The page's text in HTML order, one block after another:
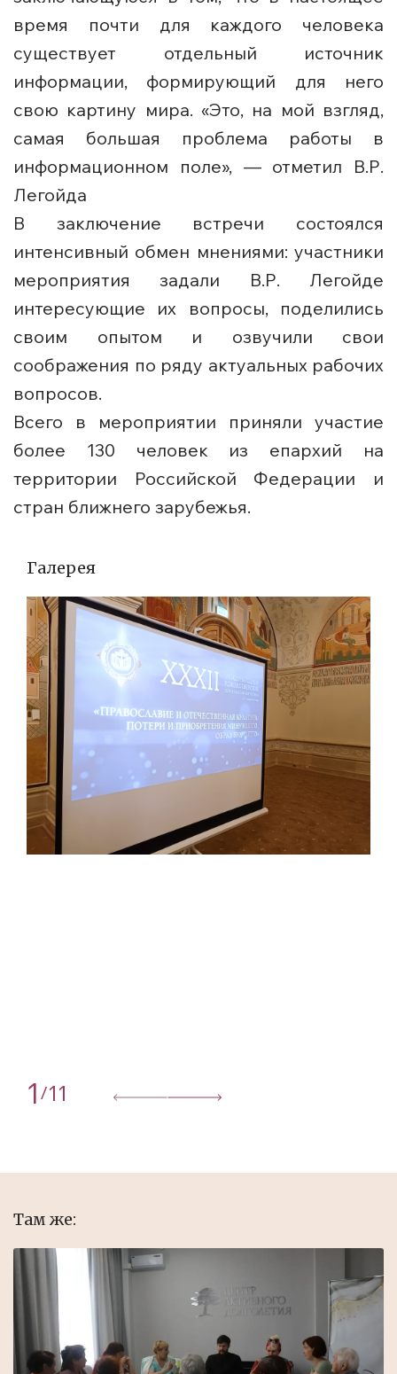
время почти для каждого человека
существует отдельный источник
информации, формирующий для него
свою картину мира. «Это, на мой взгляд,
самая большая проблема работы в
информационном поле», — отметил В.Р.
Легойда
В заключение встречи состоялся
интенсивный обмен мнениями: участники
мероприятия задали В.Р. Легойде
интересующие их вопросы, поделились
своим опытом и озвучили свои
соображения по ряду актуальных рабочих
вопросов.
Всего в мероприятии приняли участие
более 130 человек из епархий на
территории Российской Федерации и
стран ближнего зарубежья.
Галерея
1 /11
Там же: